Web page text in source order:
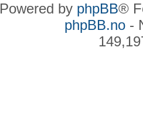
Powered by phpBB®
phpBB.no-